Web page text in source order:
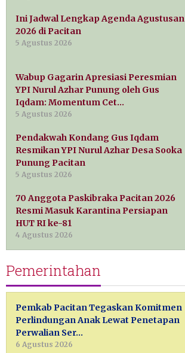
Ini Jadwal Lengkap Agenda Agustusan
2026 di Pacitan
5 Agustus 2026
Wabup Gagarin Apresiasi Peresmian
YPI Nurul Azhar Punung oleh Gus
Iqdam: Momentum Cet…
5 Agustus 2026
Pendakwah Kondang Gus Iqdam
Resmikan YPI Nurul Azhar Desa Sooka
Punung Pacitan
5 Agustus 2026
70 Anggota Paskibraka Pacitan 2026
Resmi Masuk Karantina Persiapan
HUT RI ke-81
4 Agustus 2026
Pemerintahan
Pemkab Pacitan Tegaskan Komitmen
Perlindungan Anak Lewat Penetapan
Perwalian Ser…
6 Agustus 2026